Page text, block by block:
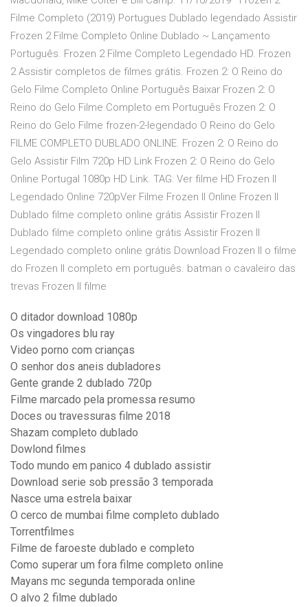
Filme Completo (2019) Portugues Dublado legendado Assistir
Frozen 2 Filme Completo Online Dublado ~ Lançamento
Português. Frozen 2 Filme Completo Legendado HD. Frozen
2 Assistir completos de filmes grátis. Frozen 2: O Reino do
Gelo Filme Completo Online Português Baixar Frozen 2: O
Reino do Gelo Filme Completo em Português Frozen 2: O
Reino do Gelo Filme frozen-2-legendado O Reino do Gelo
FILME COMPLETO DUBLADO ONLINE. Frozen 2: O Reino do
Gelo Assistir Film 720p HD Link Frozen 2: O Reino do Gelo
Online Portugal 1080p HD Link. TAG: Ver filme HD Frozen II
Legendado Online 720pVer Filme Frozen II Online Frozen II
Dublado filme completo online grátis Assistir Frozen II
Dublado filme completo online grátis Assistir Frozen II
Legendado completo online grátis Download Frozen II o filme
do Frozen II completo em português. batman o cavaleiro das
trevas Frozen II filme
O ditador download 1080p
Os vingadores blu ray
Video porno com crianças
O senhor dos aneis dubladores
Gente grande 2 dublado 720p
Filme marcado pela promessa resumo
Doces ou travessuras filme 2018
Shazam completo dublado
Dowlond filmes
Todo mundo em panico 4 dublado assistir
Download serie sob pressão 3 temporada
Nasce uma estrela baixar
O cerco de mumbai filme completo dublado
Torrentfilmes
Filme de faroeste dublado e completo
Como superar um fora filme completo online
Mayans mc segunda temporada online
O alvo 2 filme dublado